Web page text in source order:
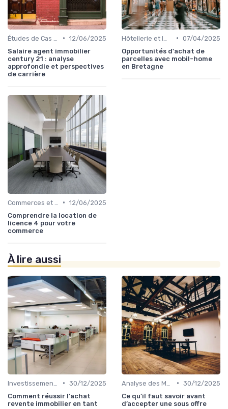
• 12/06/2025
Salaire agent immobilier
century 21 : analyse
approfondie et perspectives
de carrière
• 07/04/2025
Opportunités d'achat de
parcelles avec mobil-home
en Bretagne
• 12/06/2025
Comprendre la location de
licence 4 pour votre
commerce
À lire aussi
• 30/12/2025
Comment réussir l'achat
revente immobilier en tant
• 30/12/2025
Ce qu’il faut savoir avant
d’accepter une sous offre